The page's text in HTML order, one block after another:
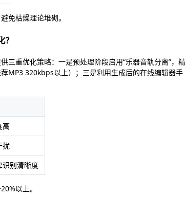
免枯燥理论堆砌。
三重优化策略：一是预处理阶段启用“乐器音轨分离”，精
MP3 320kbps以上）；三是利用生成后的在线编辑器手
高
扰
识别清晰度
以上。